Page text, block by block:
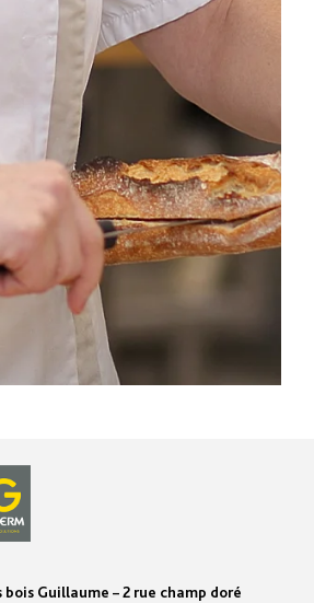
bois Guillaume – 2 rue champ doré